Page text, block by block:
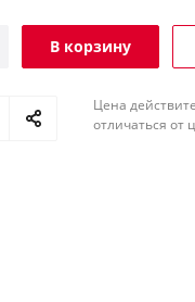
В корзину
Цена
отличаться от